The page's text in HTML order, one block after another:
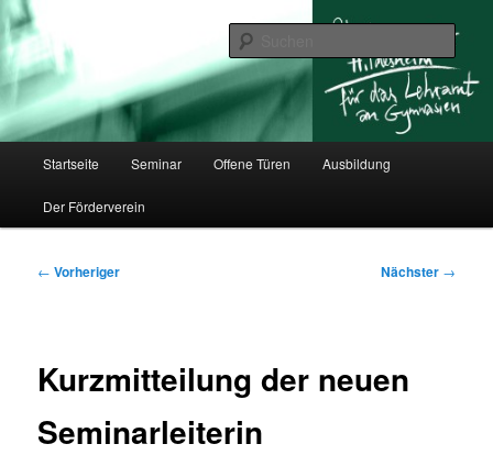
Zum
primären
Inhalt
springenStudienseminar Hildesheim
Startseite Seminar Offene Türen Ausbildung
Der Förderverein
Beitragsnavigation
← Vorheriger Nächster →
Kurzmitteilung der neuen
Seminarleiterin